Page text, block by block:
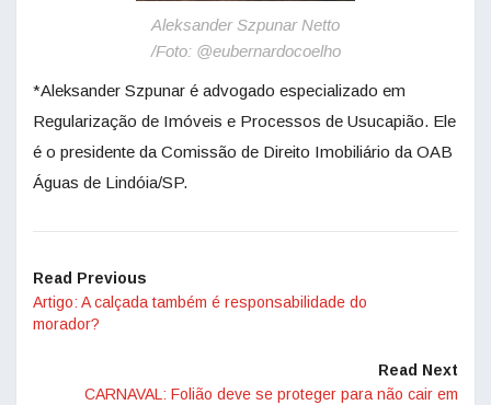
Aleksander Szpunar Netto
/Foto: @eubernardocoelho
*Aleksander Szpunar é advogado especializado em
Regularização de Imóveis e Processos de Usucapião. Ele
é o presidente da Comissão de Direito Imobiliário da OAB
Águas de Lindóia/SP.
Read Previous
Artigo: A calçada também é responsabilidade do
morador?
Read Next
CARNAVAL: Folião deve se proteger para não cair em